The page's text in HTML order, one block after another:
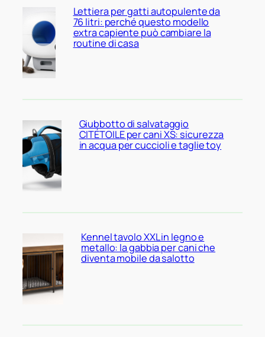
Lettiera per gatti autopulente da
76 litri: perché questo modello
extra capiente può cambiare la
routine di casa
Giubbotto di salvataggio
CITÉTOILE per cani XS: sicurezza
in acqua per cuccioli e taglie toy
Kennel tavolo XXL in legno e
metallo: la gabbia per cani che
diventa mobile da salotto